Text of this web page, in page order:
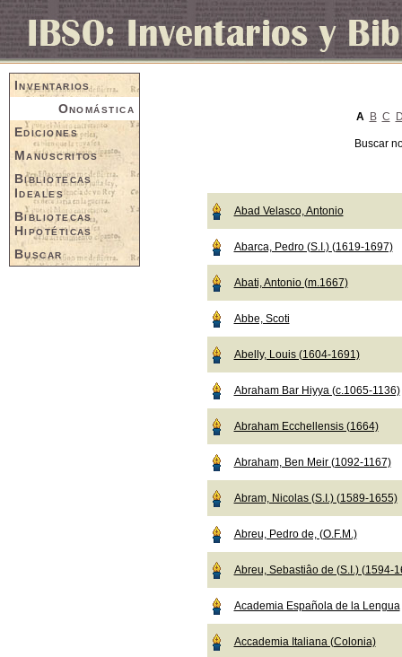
Inventarios
Onomástica
Ediciones
Manuscritos
Bibliotecas
Ideales
Bibliotecas
Hipotéticas
Buscar
A B C
Buscar
Abad Velasco, Antonio
Abarca, Pedro (S.I.) (1619-1697)
Abati, Antonio (m.1667)
Abbe, Scoti
Abelly, Louis (1604-1691)
Abraham Bar Hiyya (c.1065-1136)
Abraham Ecchellensis (1664)
Abraham, Ben Meir (1092-1167)
Abram, Nicolas (S.I.) (1589-1655)
Abreu, Pedro de, (O.F.M.)
Abreu, Sebastiâo de (S.I.) (1594-
Academia Española de la Lengua
Accademia Italiana (Colonia)